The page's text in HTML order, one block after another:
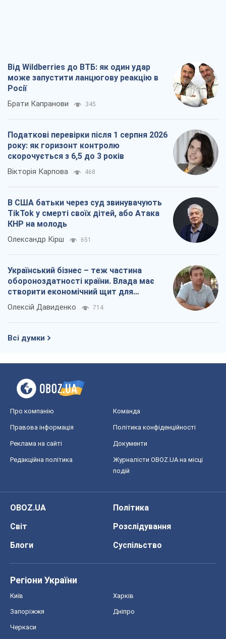
Від Wildberries до ВТБ: як один удар
може запустити ланцюгову реакцію в
Росії
Брати Капранови 345
Податкові перевірки після 1 серпня 2026
року: як горизонт контролю
скорочується з 6,5 до 3 років
Вікторія Карпова 468
В США батьки через суд звинувачують
TikTok у смерті своїх дітей, або Атака
КНР на молодь
Олександр Кірш 651
Український бізнес – теж частина
обороноздатності країни. Влада має
створити економічний щит для
компаній
Олексій Давиденко 714
Всі думки
Про компанію Команда
Правова інформація Політика конфіденційності
Реклама на сайті Документи
Редакційна політика
Журналісти OBOZ.UA на місці
подій
OBOZ.UA
Політика
Світ
Розслідування
Блоги
Суспільство
Регіони України
Київ Харків
Запоріжжя Дніпро
Черкаси